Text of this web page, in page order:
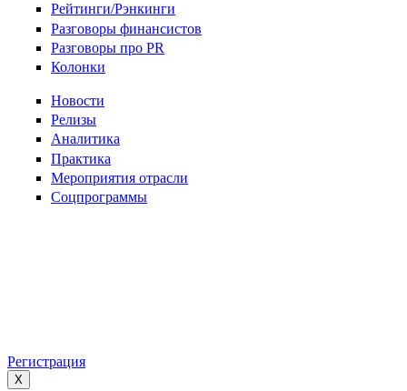
Рейтинги/Рэнкинги
Разговоры финансистов
Разговоры про PR
Колонки
Новости
Релизы
Аналитика
Практика
Мероприятия отрасли
Соцпрограммы
Регистрация
X